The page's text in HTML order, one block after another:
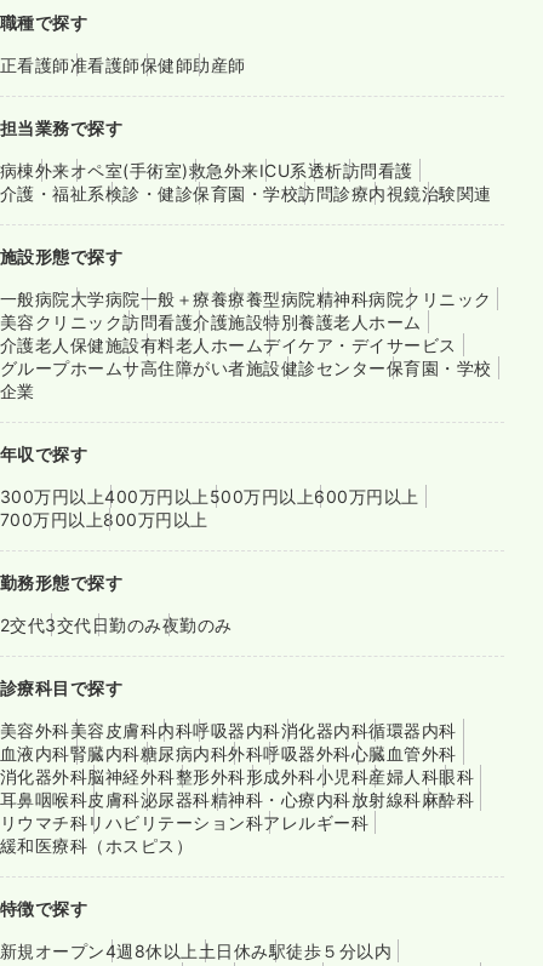
職種で探す
正看護師准看護師保健師助産師
担当業務で探す
病棟外来オペ室(手術室)救急外来ICU系透析訪問看護
介護・福祉系検診・健診保育園・学校訪問診療内視鏡治験関連
施設形態で探す
一般病院大学病院一般＋療養療養型病院精神科病院クリニック
美容クリニック訪問看護介護施設特別養護老人ホーム
介護老人保健施設有料老人ホームデイケア・デイサービス
グループホームサ高住障がい者施設健診センター保育園・学校
企業
年収で探す
300万円以上400万円以上 500万円以上600万円以上
700万円以上800万円以上
勤務形態で探す
2交代3交代日勤のみ夜勤のみ
診療科目で探す
美容外科美容皮膚科内科呼吸器内科消化器内科循環器内科
血液内科腎臓内科糖尿病内科外科呼吸器外科心臓血管外科
消化器外科脳神経外科整形外科形成外科小児科産婦人科眼科
耳鼻咽喉科皮膚科泌尿器科精神科・心療内科放射線科麻酔科
リウマチ科リハビリテーション科アレルギー科
緩和医療科（ホスピス）
特徴で探す
新規オープン4週8休以上 土日休み駅徒歩５分以内